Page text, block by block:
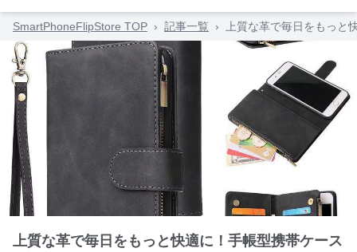
SmartPhoneFlipStore TOP › 記事一覧 › 上質な革で毎日をもっと
上質な革で毎日をもっと快適に！手帳型携帯ケース